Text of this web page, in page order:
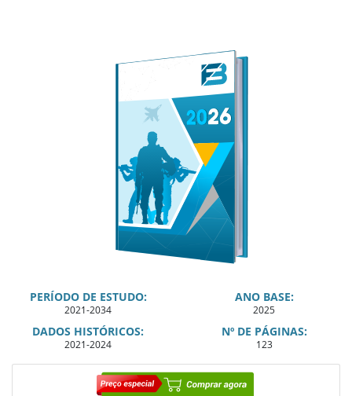
PERÍODO DE ESTUDO:
2021-2034
ANO BASE:
2025
DADOS HISTÓRICOS:
2021-2024
Nº DE PÁGINAS:
123